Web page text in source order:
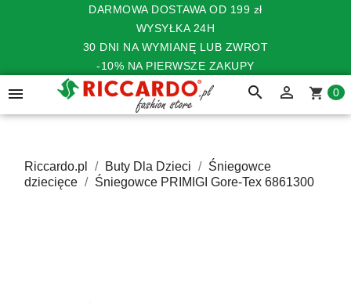
DARMOWA DOSTAWA OD 199 zł
WYSYŁKA 24H
30 DNI NA WYMIANĘ LUB ZWROT
-10% NA PIERWSZE ZAKUPY
 search  shopping_cart 0
Riccardo.pl Buty Dla Dzieci
Śniegowce
dziecięce
Śniegowce PRIMIGI Gore-Tex 6861300